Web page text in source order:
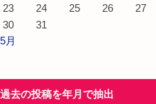
23 24 25 26 27
30
31
月
過去の投稿を年月で抽出